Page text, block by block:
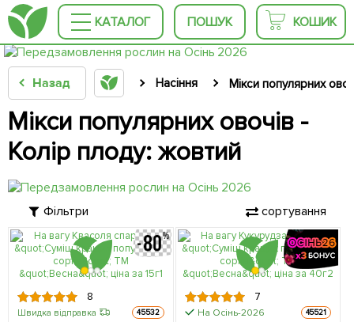
КАТАЛОГ ПОШУК КОШИК
Назад Насіння Мікси популярних
Мікси популярних овочів -
Колір плоду: жовтий
Фільтри сортування
8
Швидка відправка 45532
7
На Осінь-2026 45521